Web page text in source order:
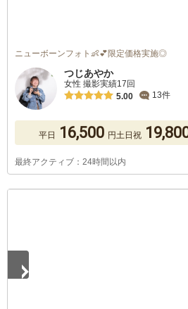
ニューボーンフォト👶💕限定価格実施◎
つじあやか
女性 撮影実績17回
5.00
13件
平日 16,500 円土日祝
最終アクティブ：24時間以内